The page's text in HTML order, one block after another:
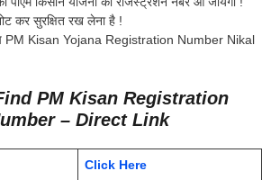
कर सुरक्षित रख लेना है !
Kisan Yojana Registration Number Nikal
PM Kisan Registration
– Direct Link
Click Here